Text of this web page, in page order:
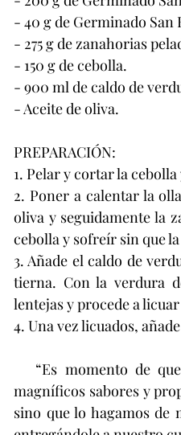
- 40 g de Germinado
- 275 g de zanahorias
- 150 g de cebolla.
- 900 ml de caldo de
- Aceite de oliva.
PREPARACIÓN:
1. Pelar y cortar la
2. Poner a calentar la
oliva y seguidamente la
cebolla y sofreír sin que
3. Añade el caldo de
tierna. Con la verdura
lentejas y procede a
4. Una vez licuados,
magníficos sabores y
sino que lo hagamos de